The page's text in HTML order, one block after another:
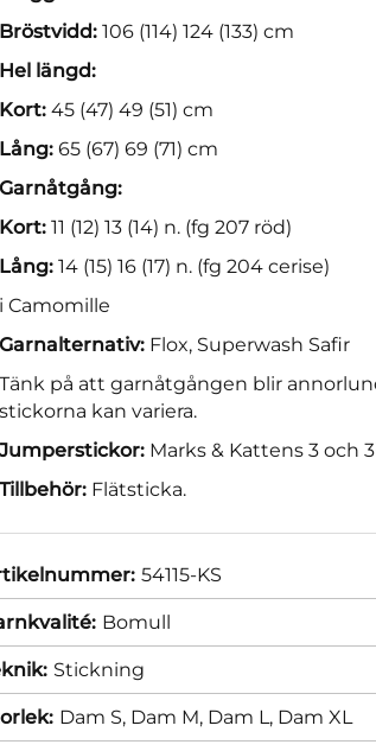
Bröstvidd: 106 (114) 124 (133) cm
Hel längd:
Kort: 45 (47) 49 (51) cm
Lång: 65 (67) 69 (71) cm
Garnåtgång:
Kort: 11 (12) 13 (14) n. (fg 207 röd)
Lång: 14 (15) 16 (17) n. (fg 204 cerise)
i Camomille
Garnalternativ: Flox, Superwash Safir
Tänk på att garnåtgången blir
stickorna kan variera.
Jumperstickor: Marks & Kattens 3 och
Tillbehör: Flätsticka.
54115-KS
Bomull
Stickning
Dam S, Dam M, Dam L, Dam XL